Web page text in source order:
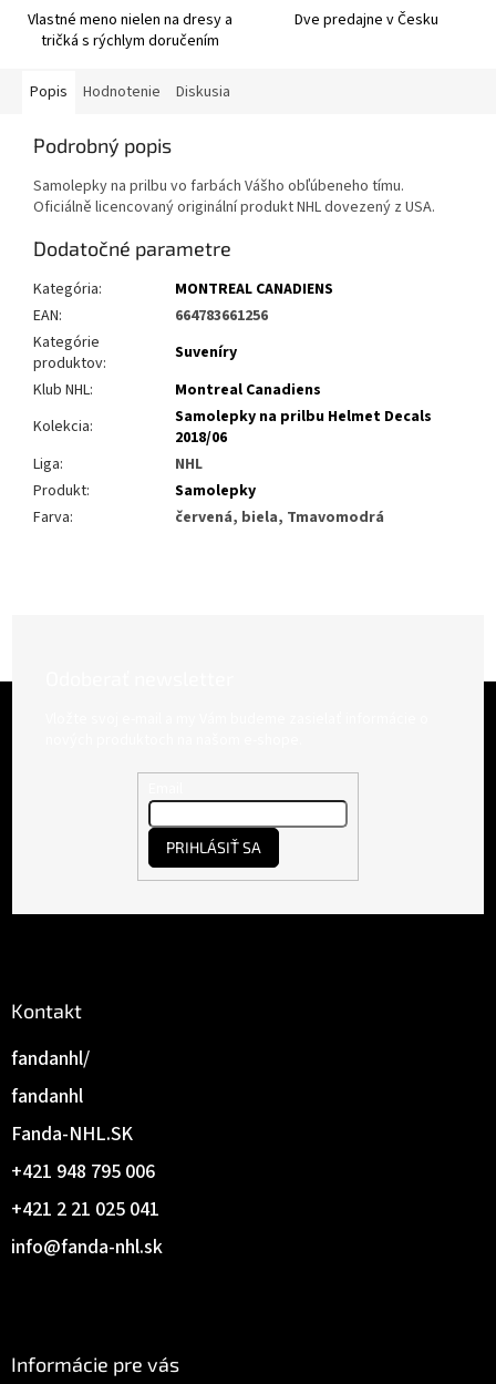
Vlastné meno nielen na dresy a
tričká s rýchlym doručením
Dve predajne v Česku
Popis Hodnotenie Diskusia
Podrobný popis
Samolepky na prilbu vo farbách Vášho obľúbeneho tímu.
Oficiálně licencovaný originální produkt NHL dovezený z USA.
Dodatočné parametre
Kategória:
MONTREAL CANADIENS
EAN:
664783661256
Kategórie
produktov:
Suveníry
Klub NHL:
Montreal Canadiens
Kolekcia:
Samolepky na prilbu Helmet Decals
2018/06
Liga:
NHL
Produkt:
Samolepky
Farva: červená, biela, Tmavomodrá
Kontakt
info@fanda-nhl.sk
+421 2 21 025 041
+421 948 795 006
Fanda-NHL.SK
fandanhl
fandanhl/
Informácie pre vás
PRIHLÁSIŤ SA